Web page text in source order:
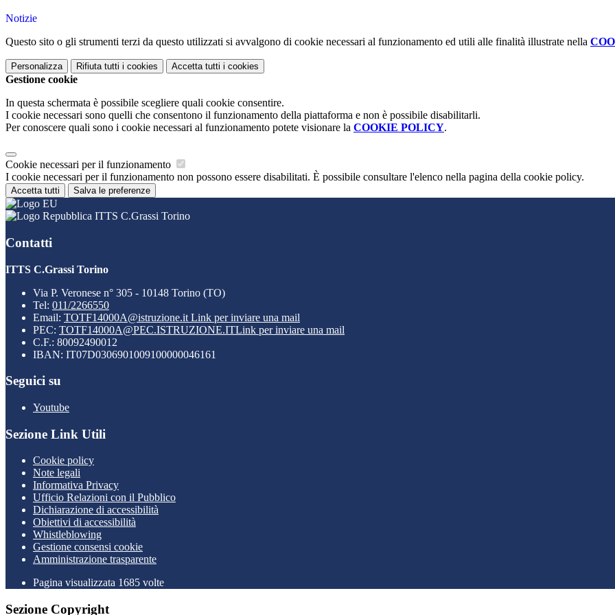
Notizie
Questo sito o gli strumenti terzi da questo utilizzati si avvalgono di cookie necessari al funzionamento ed utili alle finalità illustrate nella
Personalizza Rifiuta tutti i cookies Accetta tutti i cookies
Gestione cookie
In questa schermata è possibile scegliere quali cookie consentire.
I cookie necessari sono quelli che consentono il funzionamento della piattaforma e non è possibile disabilitarli.
Per conoscere quali sono i cookie necessari al funzionamento potete visionare la COOKIE POLICY.
Cookie necessari per il funzionamento
I cookie necessari per il funzionamento non possono essere disabilitati. È possibile consultare l'elenco nella pagina della cookie policy.
Accetta tutti Salva le preferenze
ITTS C.Grassi Torino
Contatti
ITTS C.Grassi Torino
Via P. Veronese n° 305 - 10148 Torino (TO)
Tel: 011/2266550
Email: TOTF14000A@istruzione.it Link per inviare una mail
PEC: TOTF14000A@PEC.ISTRUZIONE.ITLink per inviare una mail
C.F.: 80092490012
IBAN: IT07D0306901009100000046161
Seguici su
Youtube
Sezione Link Utili
Cookie policy
Note legali
Informativa Privacy
Ufficio Relazioni con il Pubblico
Dichiarazione di accessibilità
Obiettivi di accessibilità
Whistleblowing
Gestione consensi cookie
Amministrazione trasparente
Pagina visualizzata 1685 volte
Sezione Copyright